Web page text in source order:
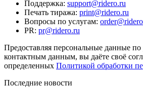
Поддержка: support@ridero.ru
Печать тиража: print@ridero.ru
Вопросы по услугам:
PR: pr@ridero.ru
Предоставляя персональные данные
контактным данным, вы даёте своё
определенных Политикой обработки
Последние новости